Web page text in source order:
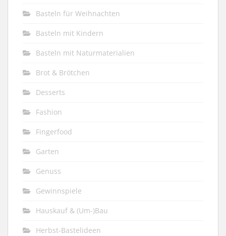
Basteln für Weihnachten
Basteln mit Kindern
Basteln mit Naturmaterialien
Brot & Brötchen
Desserts
Fashion
Fingerfood
Garten
Genuss
Gewinnspiele
Hauskauf & (Um-)Bau
Herbst-Bastelideen